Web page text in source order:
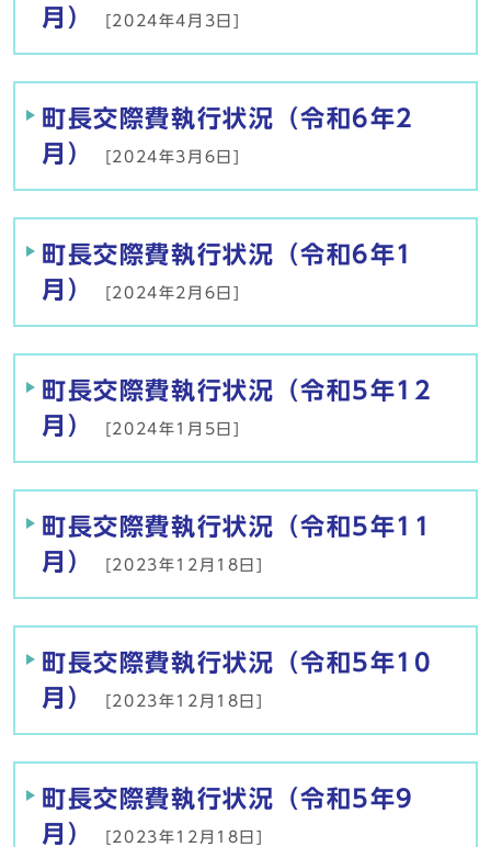
月）
[2024年4月3日]
町長交際費執行状況（令和6年2
月）
[2024年3月6日]
町長交際費執行状況（令和6年1
月）
[2024年2月6日]
町長交際費執行状況（令和5年12
月）
[2024年1月5日]
町長交際費執行状況（令和5年11
月）
[2023年12月18日]
町長交際費執行状況（令和5年10
月）
[2023年12月18日]
町長交際費執行状況（令和5年9
月）
[2023年12月18日]